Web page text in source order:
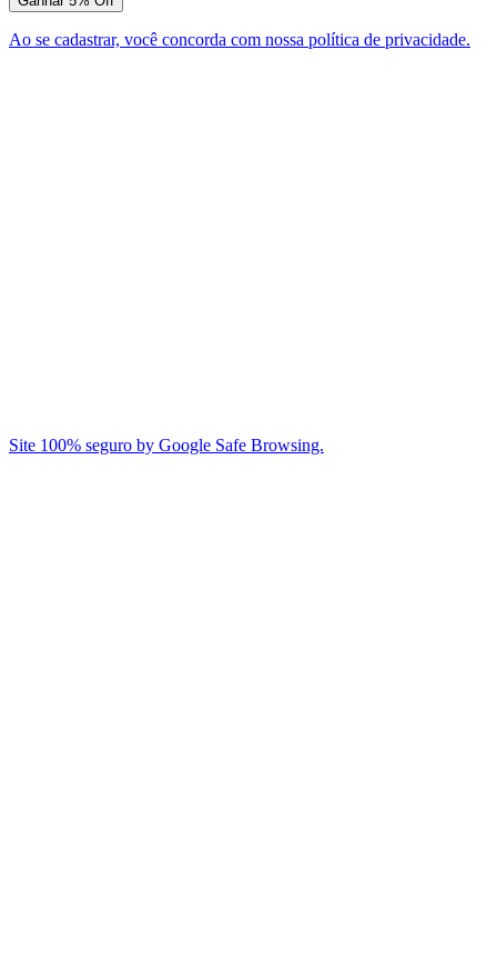
Ao se cadastrar, você concorda com nossa política de privacidade.
Site 100% seguro by Google Safe Browsing.